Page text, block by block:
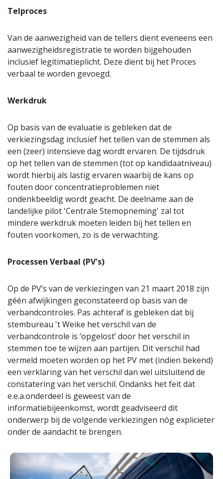
Telproces
Van de aanwezigheid van de tellers dient eveneens een
aanwezigheidsregistratie te worden bijgehouden
inclusief legitimatieplicht. Deze dient bij het Proces
verbaal te worden gevoegd.
Werkdruk
Op basis van de evaluatie is gebleken dat de
verkiezingsdag inclusief het tellen van de stemmen als
een (zeer) intensieve dag wordt ervaren. De tijdsdruk
op het tellen van de stemmen (tot op kandidaatniveau)
wordt hierbij als lastig ervaren waarbij de kans op
fouten door concentratieproblemen niet
ondenkbeeldig wordt geacht. De deelname aan de
landelijke pilot 'Centrale Stemopneming' zal tot
mindere werkdruk moeten leiden bij het tellen en
fouten voorkomen, zo is de verwachting.
Processen Verbaal (PV's)
Op de PV’s van de verkiezingen van 21 maart 2018 zijn
géén afwijkingen geconstateerd op basis van de
verbandcontroles. Pas achteraf is gebleken dat bij
stembureau 't Weike het verschil van de
verbandcontrole is ‘opgelost’ door het verschil in
stemmen toe te wijzen aan partijen. Dit verschil had
vermeld moeten worden op het PV met (indien bekend)
een verklaring van het verschil dan wel uitsluitend de
constatering van het verschil. Ondanks het feit dat
e.e.a.onderdeel is geweest van de
informatiebijeenkomst, wordt geadviseerd dit
onderwerp bij de volgende verkiezingen nóg explicieter
onder de aandacht te brengen.